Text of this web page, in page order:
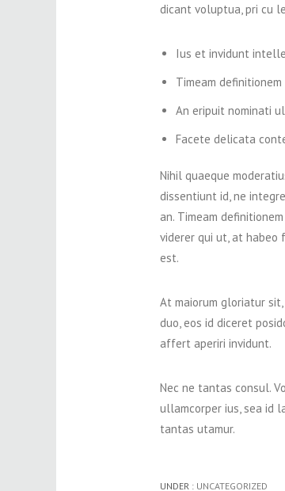
dicant voluptua, pri cu
Ius et invidunt
Timeam
An eripuit nominati
Facete delicata
Nihil quaeque
dissentiunt id, ne
an. Timeam
viderer qui ut, at habeo
est.
At maiorum gloriatur
duo, eos id diceret
affert aperiri invidunt.
Nec ne tantas consul.
ullamcorper ius, sea id
tantas utamur.
UNDER : UNCATEGORIZED